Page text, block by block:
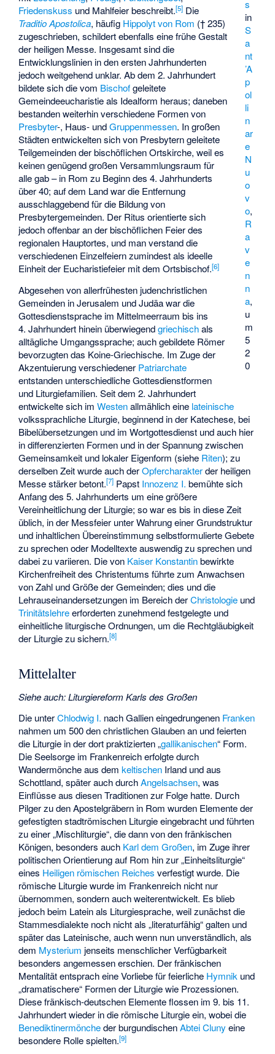
s
in
S
a
nt
’A
p
ol
li
n
ar
e
N
u
o
v
o,
R
a
v
e
n
n
a,
u
m
5
2
0
Friedenskuss und Mahlfeier beschreibt.[5] Die
Traditio Apostolica, häufig Hippolyt von Rom († 235)
zugeschrieben, schildert ebenfalls eine frühe Gestalt
der heiligen Messe. Insgesamt sind die
Entwicklungslinien in den ersten Jahrhunderten
jedoch weitgehend unklar. Ab dem 2. Jahrhundert
bildete sich die vom Bischofgeleitete
Gemeindeeucharistie als Idealform heraus; daneben
bestanden weiterhin verschiedene Formen von
Presbyter-, Haus- undGruppenmessen. In großen
Städten entwickelten sich von Presbytern geleitete
Teilgemeinden der bischöflichen Ortskirche, weil es
keinen genügend großen Versammlungsraum für
alle gab – in Rom zu Beginn des 4. Jahrhunderts
über 40; auf dem Land war die Entfernung
ausschlaggebend für die Bildung von
Presbytergemeinden. Der Ritus orientierte sich
jedoch offenbar an der bischöflichen Feier des
regionalen Hauptortes, und man verstand die
verschiedenen Einzelfeiern zumindest als ideelle
Einheit der Eucharistiefeier mit dem Ortsbischof.[6]
Abgesehen von allerfrühesten judenchristlichen
Gemeinden in Jerusalem und Judäa war die
Gottesdienstsprache im Mittelmeerraum bis ins
4. Jahrhundert hinein überwiegendgriechischals
alltägliche Umgangssprache; auch gebildete Römer
bevorzugten das Koine-Griechische. Im Zuge der
Akzentuierung verschiedener Patriarchate
entstanden unterschiedliche Gottesdienstformen
und Liturgiefamilien. Seit dem 2. Jahrhundert
entwickelte sich imWestenallmählich eine lateinische
volkssprachliche Liturgie, beginnend in der Katechese, bei
Bibelübersetzungen und im Wortgottesdienst und auch hier
in differenzierten Formen und in der Spannung zwischen
Gemeinsamkeit und lokaler Eigenform (siehe Riten); zu
derselben Zeit wurde auch derOpfercharakterder heiligen
Messe stärker betont.[7] Papst Innozenz I. bemühte sich
Anfang des 5. Jahrhunderts um eine größere
Vereinheitlichung der Liturgie; so war es bis in diese Zeit
üblich, in der Messfeier unter Wahrung einer Grundstruktur
und inhaltlichen Übereinstimmung selbstformulierte Gebete
zu sprechen oder Modelltexte auswendig zu sprechen und
dabei zu variieren. Die von Kaiser Konstantinbewirkte
Kirchenfreiheit des Christentums führte zum Anwachsen
von Zahl und Größe der Gemeinden; dies und die
Lehrauseinandersetzungen im Bereich derChristologie und
Trinitätslehreerforderten zunehmend festgelegte und
einheitliche liturgische Ordnungen, um die Rechtgläubigkeit
der Liturgie zu sichern.[8]
Mittelalter
Siehe auch:Liturgiereform Karls des Großen
Die unterChlodwig I. nach Gallien eingedrungenen Franken
nahmen um 500 den christlichen Glauben an und feierten
die Liturgie in der dort praktizierten „gallikanischen“ Form.
Die Seelsorge im Frankenreich erfolgte durch
Wandermönche aus demkeltischen Irland und aus
Schottland, später auch durchAngelsachsen, was
Einflüsse aus diesen Traditionen zur Folge hatte. Durch
Pilger zu den Apostelgräbern in Rom wurden Elemente der
gefestigten stadtrömischen Liturgie eingebracht und führten
zu einer „Mischliturgie“, die dann von den fränkischen
Königen, besonders auch Karl dem Großen, im Zuge ihrer
politischen Orientierung auf Rom hin zur „Einheitsliturgie“
eines Heiligen römischen Reiches verfestigt wurde. Die
römische Liturgie wurde im Frankenreich nicht nur
übernommen, sondern auch weiterentwickelt. Es blieb
jedoch beim Latein als Liturgiesprache, weil zunächst die
Stammesdialekte noch nicht als „literaturfähig“ galten und
später das Lateinische, auch wenn nun unverständlich, als
dem Mysterium jenseits menschlicher Verfügbarkeit
besonders angemessen erschien. Der fränkischen
Mentalität entsprach eine Vorliebe für feierliche Hymnik und
„dramatischere“ Formen der Liturgie wie Prozessionen.
Diese fränkisch-deutschen Elemente flossen im 9. bis 11.
Jahrhundert wieder in die römische Liturgie ein, wobei die
Benediktinermöncheder burgundischenAbtei Cluny eine
besondere Rolle spielten.[9]